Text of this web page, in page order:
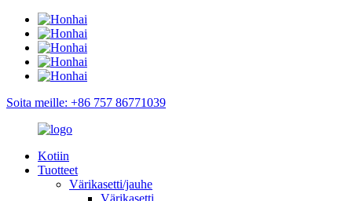
Soita meille: +86 757 86771039
Kotiin
Tuotteet
Värikasetti/jauhe
Värikasetti